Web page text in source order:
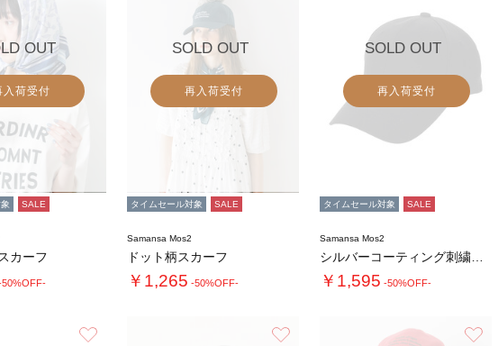
OUT
入荷受付
SALE
カーフ
50%OFF-
SOLD OUT
再入荷受付
タイムセール対象 SALE
Samansa Mos2
ドット柄スカーフ
￥1,265 -50%OFF-
SOLD OUT
再入荷受付
タイムセール対象 SALE
Samansa Mos2
￥1,595 -50%OFF-